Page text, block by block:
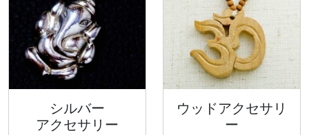
シルバー
アクセサリー
ウッドアクセサリ
ー